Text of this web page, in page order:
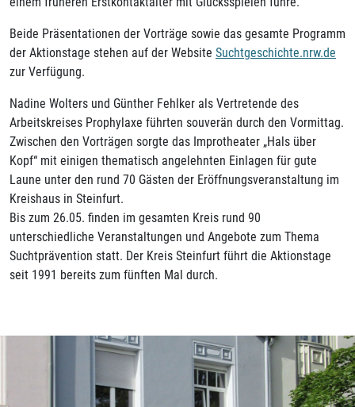
Beide Präsentationen der Vorträge sowie das gesamte Programm
der Aktionstage stehen auf der Website Suchtgeschichte.nrw.de
zur Verfügung.
Nadine Wolters und Günther Fehlker als Vertretende des
Arbeitskreises Prophylaxe führten souverän durch den Vormittag.
Zwischen den Vorträgen sorgte das Improtheater „Hals über
Kopf“ mit einigen thematisch angelehnten Einlagen für gute
Laune unter den rund 70 Gästen der Eröffnungsveranstaltung im
Kreishaus in Steinfurt.
Bis zum 26.05. finden im gesamten Kreis rund 90
unterschiedliche Veranstaltungen und Angebote zum Thema
Suchtprävention statt. Der Kreis Steinfurt führt die Aktionstage
seit 1991 bereits zum fünften Mal durch.